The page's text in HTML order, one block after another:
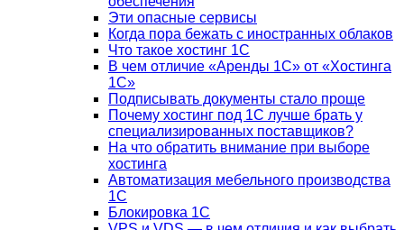
Эти опасные сервисы
Когда пора бежать с иностранных облаков
Что такое хостинг 1С
В чем отличие «Аренды 1С» от «Хостинга
1С»
Подписывать документы стало проще
Почему хостинг под 1С лучше брать у
специализированных поставщиков?
На что обратить внимание при выборе
хостинга
Автоматизация мебельного производства
1С
Блокировка 1С